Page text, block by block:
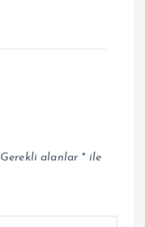
Gerekli alanlar *ile